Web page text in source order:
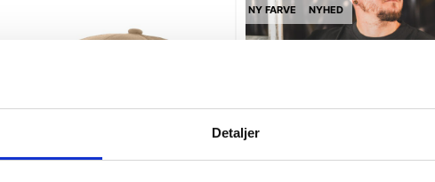
Detaljer
NY FARVE NYHED